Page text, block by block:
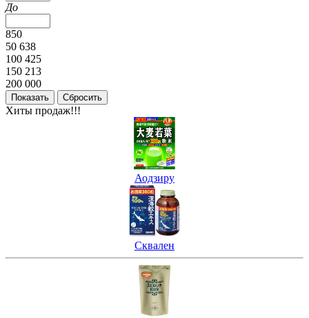
До
850
50 638
100 425
150 213
200 000
Хиты продаж!!!
Аодзиру
Сквален